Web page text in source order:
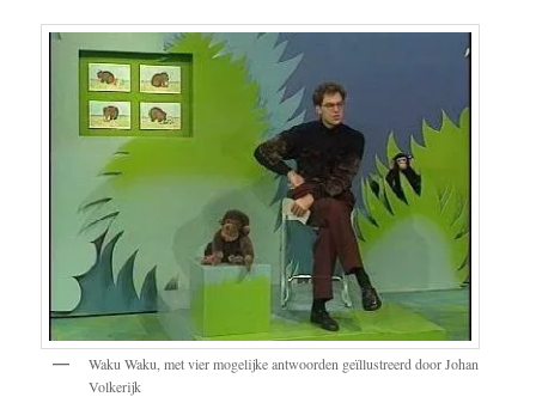
Waku Waku, met vier mogelijke antwoorden geïllustreerd door Johan
Volkerijk